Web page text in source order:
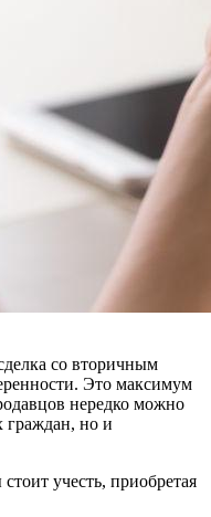
со вторичным
Это максимум
нередко можно
граждан, но и
учесть, приобретая